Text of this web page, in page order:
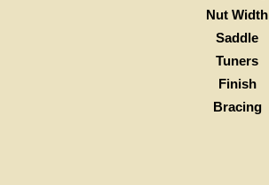
Nut Width
Saddle
Tuners
Finish
Bracing